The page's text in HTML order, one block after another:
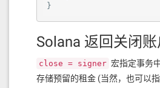
}
Solana 返回关闭
close = signer 宏指定事务
存储预留的租金 (当然，也可以